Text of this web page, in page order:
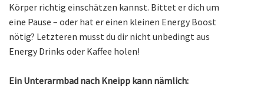
Körper richtig einschätzen kannst. Bittet er dich um
eine Pause – oder hat er einen kleinen Energy Boost
nötig? Letzteren musst du dir nicht unbedingt aus
Energy Drinks oder Kaffee holen!
Ein Unterarmbad nach Kneipp kann nämlich: